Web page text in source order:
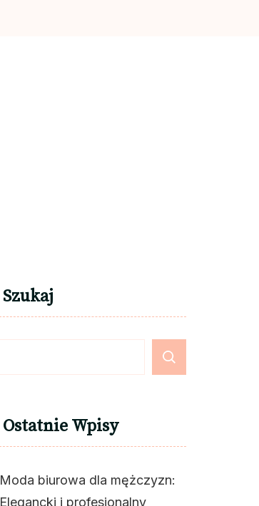
Szukaj
Ostatnie Wpisy
Moda biurowa dla mężczyzn:
Elegancki i profesjonalny